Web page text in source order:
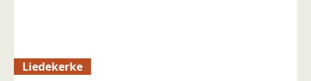
Liedekerke